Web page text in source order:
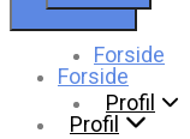
Forside
Profil
Forside
Profil